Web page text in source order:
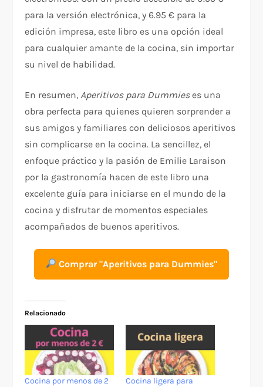
para la versión electrónica, y 6.95 € para la
edición impresa, este libro es una opción ideal
para cualquier amante de la cocina, sin importar
su nivel de habilidad.
En resumen, Aperitivos para Dummieses una
obra perfecta para quienes quieren sorprender a
sus amigos y familiares con deliciosos aperitivos
sin complicarse en la cocina. La sencillez, el
enfoque práctico y la pasión de Emilie Laraison
por la gastronomía hacen de este libro una
excelente guía para iniciarse en el mundo de la
cocina y disfrutar de momentos especiales
acompañados de buenos aperitivos.
Comprar "Aperitivos para Dummies"
Relacionado
Cocina por menos de 2
Cocina ligera para